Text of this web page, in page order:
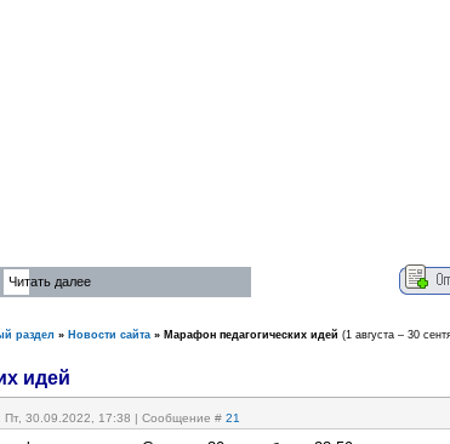
Читать далее
раздел » Новости сайта » Марафон педагогических идей (1 августа – 30
идей
Пт, 30.09.2022, 17:38 | Сообщение # 21